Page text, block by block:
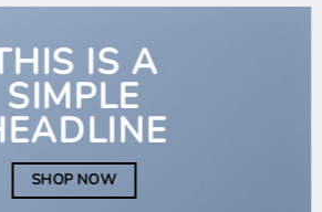
IS A
SIMPLE
SHOP NOW